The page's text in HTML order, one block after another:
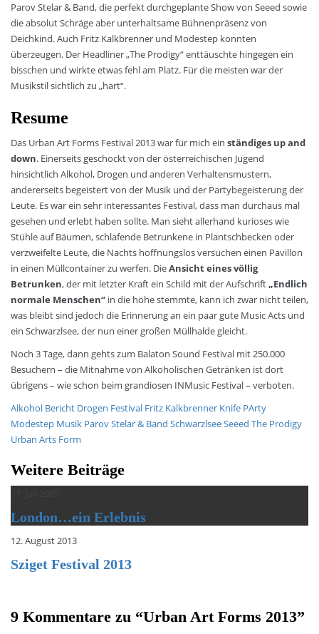
Parov Stelar & Band, die perfekt durchgeplante Show von Seeed sowie
die absolut Schräge aber unterhaltsame Bühnenpräsenz von
Deichkind. Auch Fritz Kalkbrenner und Modestep konnten
überzeugen. Der Headliner „The Prodigy“ enttäuschte hingegen ein
bisschen und wirkte etwas fehl am Platz. Für die meisten war der
Musikstil sichtlich zu „hart“.
Resume
Das Urban Art Forms Festival 2013 war für mich ein ständiges up and
down. Einerseits geschockt von der österreichischen Jugend
hinsichtlich Alkohol, Drogen und anderen Verhaltensmustern,
andererseits begeistert von der Musik und der Partybegeisterung der
Leute. Es war ein sehr interessantes Festival, dass man durchaus mal
gesehen und erlebt haben sollte. Man sieht allerhand kurioses wie
Stühle auf Bäumen, schlafende Betrunkene in Plantschbecken oder
verzweifelte Leute, die Nachts hoffnungslos versuchen einen Pavillon
in einen Müllcontainer zu werfen. DieAnsicht eines völlig
Betrunken, der mit letzter Kraft ein Schild mit der Aufschrift„Endlich
normale Menschen“ in die höhe stemmte, kann ich zwar nicht teilen,
was bleibt sind jedoch die Erinnerung an ein paar gute Music Acts und
ein Schwarzlsee, der nun einer großen Müllhalde gleicht.
Noch 3 Tage, dann gehts zum Balaton Sound Festival mit 250.000
Besuchern – die Mitnahme von Alkoholischen Getränken ist dort
übrigens – wie schon beim grandiosen INMusic Festival – verboten.
Alkohol Bericht Drogen Festival Fritz Kalkbrenner Knife PArty
Modestep Musik Parov Stelar & Band SchwarzlseeSeeed The Prodigy
Urban Arts Form
Weitere Beiträge
London…ein Erlebnis
12. August 2013
Sziget Festival 2013
9 Kommentare zu “Urban Art Forms 2013”